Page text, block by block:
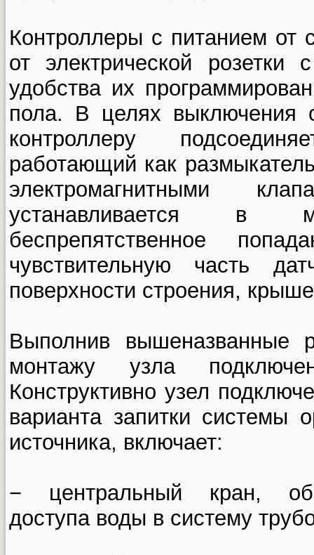
Контроллеры с питанием от
от электрической
удобства их
пола. В целях выключения
контроллеру
работающий как
электромагнитными
устанавливается в
беспрепятственное
чувствительную часть
поверхности строения,
Выполнив вышеназванные
монтажу узла
Конструктивно узел
варианта запитки системы
источника, включает:
− центральный кран,
доступа воды в систему